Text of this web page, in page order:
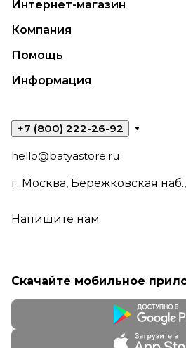
Интернет-магазин
Компания
Помощь
Информация
+7 (800) 222-26-92
hello@batyastore.ru
г. Москва, Бережковская
Напишите нам
Скачайте мобильное